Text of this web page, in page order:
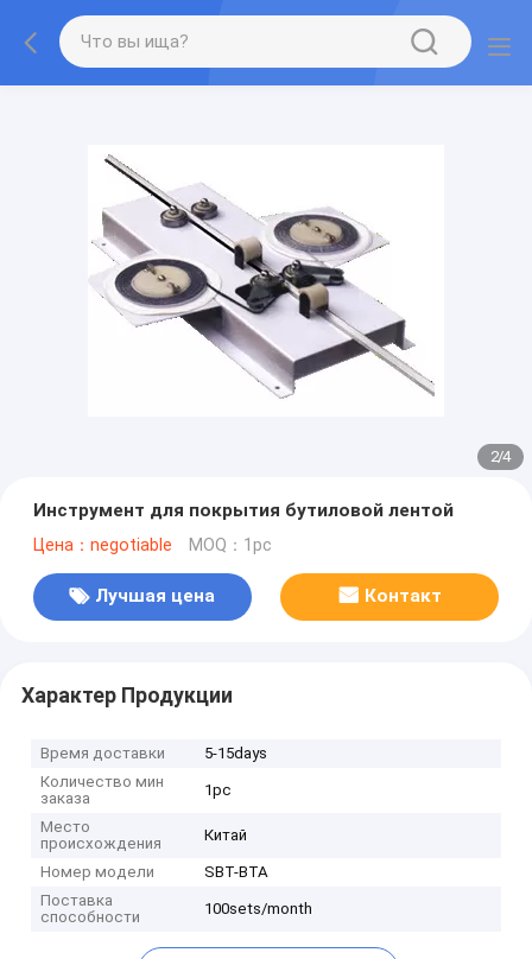
2/4
Инструмент для покрытия бутиловой лентой
Цена：negotiable MOQ：1pc
Лучшая цена Контакт
Характер Продукции
Время доставки
5-15days
Количество мин
заказа
1pc
Место
происхождения
Китай
Номер модели
SBT-BTA
Поставка
способности
100sets/month